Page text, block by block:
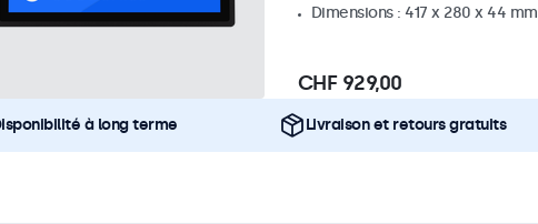
Dimensions : 417 x 280 x 44 mm
CHF 929,00
à long terme Livraison et retours gratuits